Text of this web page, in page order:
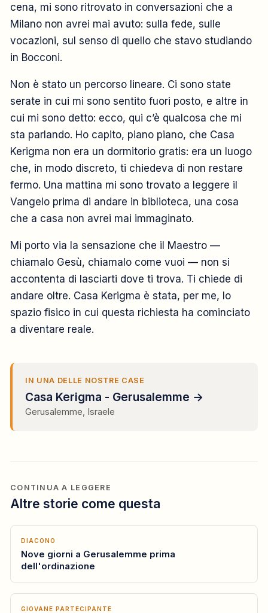
cena, mi sono ritrovato in conversazioni che a
Milano non avrei mai avuto: sulla fede, sulle
vocazioni, sul senso di quello che stavo studiando
in Bocconi.
Non è stato un percorso lineare. Ci sono state
serate in cui mi sono sentito fuori posto, e altre in
cui mi sono detto: ecco, qui c’è qualcosa che mi
sta parlando. Ho capito, piano piano, che Casa
Kerigma non era un dormitorio gratis: era un luogo
che, in modo discreto, ti chiedeva di non restare
fermo. Una mattina mi sono trovato a leggere il
Vangelo prima di andare in biblioteca, una cosa
che a casa non avrei mai immaginato.
Mi porto via la sensazione che il Maestro —
chiamalo Gesù, chiamalo come vuoi — non si
accontenta di lasciarti dove ti trova. Ti chiede di
andare oltre. Casa Kerigma è stata, per me, lo
spazio fisico in cui questa richiesta ha cominciato
a diventare reale.
IN UNA DELLE NOSTRE CASE
Casa Kerigma - Gerusalemme →
Gerusalemme, Israele
CONTINUA A LEGGERE
Altre storie come questa
DIACONO
Nove giorni a Gerusalemme prima
dell'ordinazione
GIOVANE PARTECIPANTE